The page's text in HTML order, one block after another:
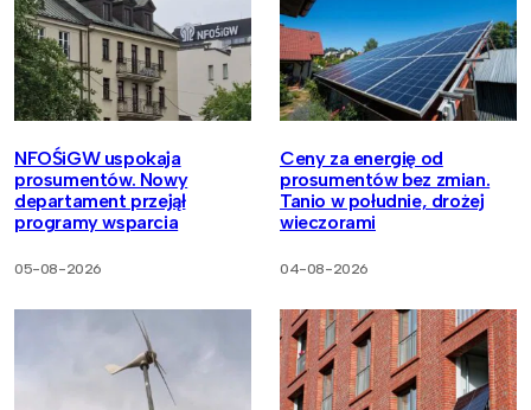
NFOŚiGW uspokaja
prosumentów. Nowy
departament przejął
programy wsparcia
05-08-2026
Ceny za energię od
prosumentów bez zmian.
Tanio w południe, drożej
wieczorami
04-08-2026